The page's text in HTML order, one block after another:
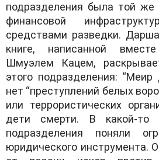
подразделения была той
финансовой
средствами разведки.
книге, написанной
Шмуэлем Кацем,
этого подразделения: “Меир
нет “преступлений белых
или террористических
дети смерти. В какой-
подразделения поняли
юридического инструмента.